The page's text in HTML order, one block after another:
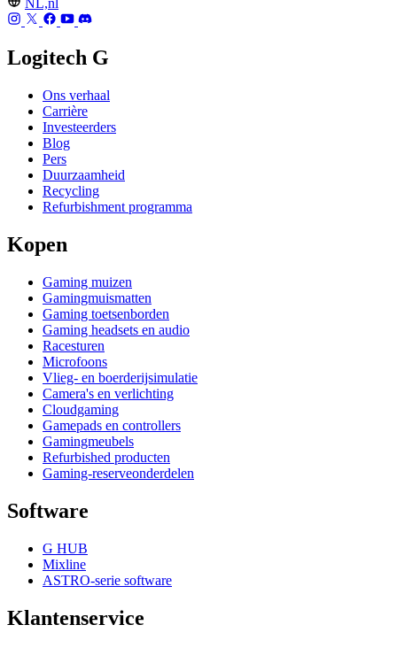
Logitech G
Ons verhaal
Carrière
Investeerders
Blog
Pers
Duurzaamheid
Recycling
Refurbishment programma
Kopen
Gaming muizen
Gamingmuismatten
Gaming toetsenborden
Gaming headsets en audio
Racesturen
Microfoons
Vlieg- en boerderijsimulatie
Camera's en verlichting
Cloudgaming
Gamepads en controllers
Gamingmeubels
Refurbished producten
Gaming-reserveonderdelen
Software
G HUB
Mixline
ASTRO-serie software
Klantenservice